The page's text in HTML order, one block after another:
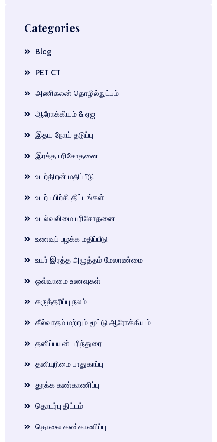
Categories
Blog
PET CT
அணிகலன் தொழில்நுட்பம்
ஆரோக்கியம் & ஏஐ
இதய நோய் தடுப்பு
இரத்த பரிசோதனை
உடற்திறன் மதிப்பீடு
உடற்பயிற்சி திட்டங்கள்
உடல்வலிமை பரிசோதனை
உணவுப் பழக்க மதிப்பீடு
உயர் இரத்த அழுத்தம் மேலாண்மை
ஒவ்வாமை உணவுகள்
கருத்தரிப்பு நலம்
கீல்வாதம் மற்றும் மூட்டு ஆரோக்கியம்
தனிப்பயன் பரிந்துரை
தனியுரிமை பாதுகாப்பு
தூக்க கண்காணிப்பு
தொடர்பு திட்டம்
தொலை கண்காணிப்பு